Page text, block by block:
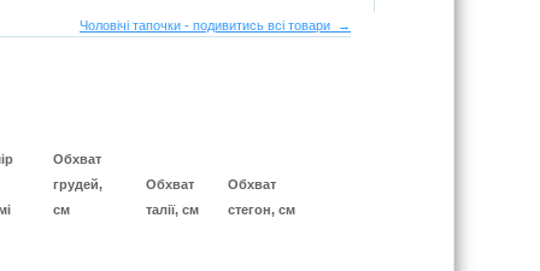
Чоловічі тапочки - подивитись всі товари →
Обхват
грудей,
см
Обхват
талії, см
Обхват
стегон, см